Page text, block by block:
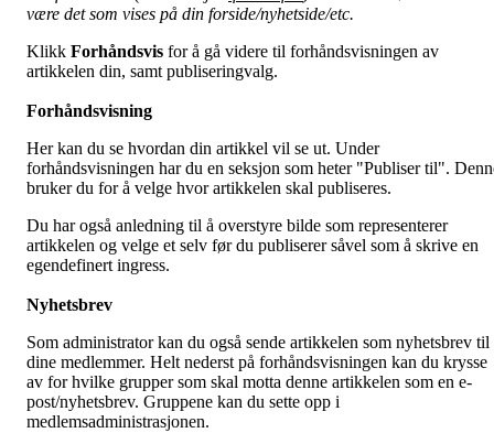
være det som vises på din forside/nyhetside/etc.
Klikk Forhåndsvis for å gå videre til forhåndsvisningen av
artikkelen din, samt publiseringvalg.
Forhåndsvisning
Her kan du se hvordan din artikkel vil se ut. Under
forhåndsvisningen har du en seksjon som heter "Publiser til".
bruker du for å velge hvor artikkelen skal publiseres.
Du har også anledning til å overstyre bilde som representerer
artikkelen og velge et selv før du publiserer såvel som å skrive en
egendefinert ingress.
Nyhetsbrev
Som administrator kan du også sende artikkelen som nyhetsbrev til
dine medlemmer. Helt nederst på forhåndsvisningen kan du krysse
av for hvilke grupper som skal motta denne artikkelen som en e-
post/nyhetsbrev. Gruppene kan du sette opp i
medlemsadministrasjonen.